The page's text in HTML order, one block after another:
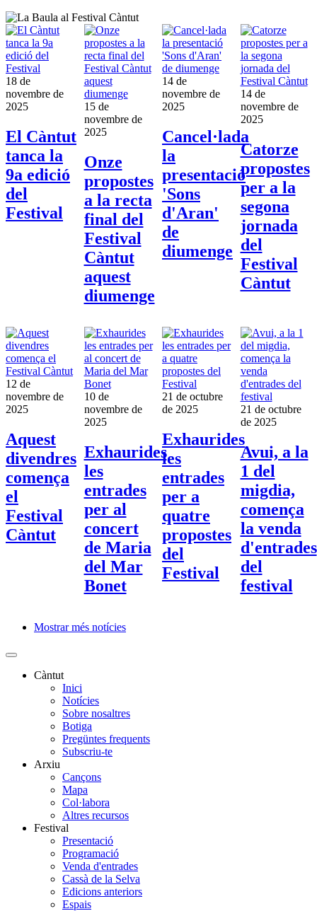
18 de
novembre de
2025
El Càntut
tanca la
9a edició
del
Festival
15 de
novembre de
2025
Onze
propostes
a la recta
final del
Festival
Càntut
aquest
diumenge
14 de
novembre de
2025
Cancel·lada
la
presentació
'Sons
d'Aran'
de
diumenge
14 de
novembre de
2025
Catorze
propostes
per a la
segona
jornada
del
Festival
Càntut
12 de
novembre de
2025
Aquest
divendres
comença
el
Festival
Càntut
10 de
novembre de
2025
Exhaurides
les
entrades
per al
concert
de Maria
del Mar
Bonet
21 de octubre
de 2025
Exhaurides
les
entrades
per a
quatre
propostes
del
Festival
21 de octubre
de 2025
Avui, a la
1 del
migdia,
comença
la venda
d'entrades
del
festival
Mostrar més notícies
Càntut
Inici
Notícies
Sobre nosaltres
Botiga
Pregüntes frequents
Subscriu-te
Arxiu
Cançons
Mapa
Col·labora
Altres recursos
Festival
Presentació
Programació
Venda d'entrades
Cassà de la Selva
Edicions anteriors
Espais